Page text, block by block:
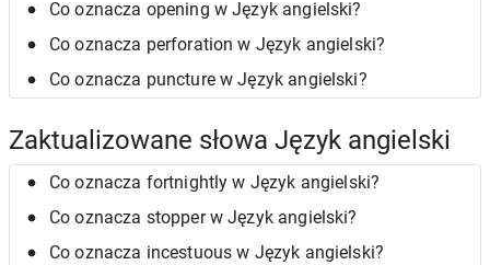
Co oznacza opening w Język angielski?
Co oznacza perforation w Język angielski?
Co oznacza puncture w Język angielski?
Zaktualizowane słowa Język angielski
Co oznacza fortnightly w Język angielski?
Co oznacza stopper w Język angielski?
Co oznacza incestuous w Język angielski?